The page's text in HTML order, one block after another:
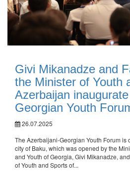
Givi Mikanadze and
the Minister of Youth
Azerbaijan
Georgian Youth
26.07.2025
The Azerbaijani-Georgian Youth Forum is
city of Baku, which was opened by the
and Youth of Georgia, Givi Mikanadze,
of Youth and Sports of...